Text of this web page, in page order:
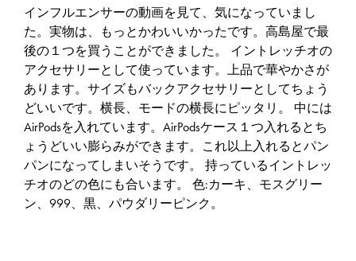
インフルエンサーの動画を見て、気になっていまし
た。実物は、もっとかわいいかったです。高島屋で最
後の１つを買うことができました。 イントレッチオの
アクセサリーとして使っています。上品で華やかさが
あります。サイズもバックアクセサリーとしてちょう
どいいです。横長、モードの横長にピッタリ。 中には
AirPodsを入れています。AirPodsケース１つ入れるとち
ょうどいい膨らみができます。これ以上入れるとパン
パンになってしまいそうです。 持っているイントレッ
チオのどの色にも合います。 色:カーキ、モスグリー
ン、999、黒、パウダリーピンク。